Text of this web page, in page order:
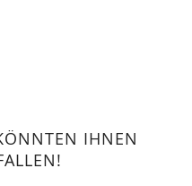
IHNEN